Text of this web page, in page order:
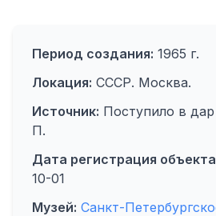
Период создания: 1965 г.
Локация: СССР. Москва.
Источник: Поступило в
П.
Дата регистрация
10-01
Музей: Санкт-